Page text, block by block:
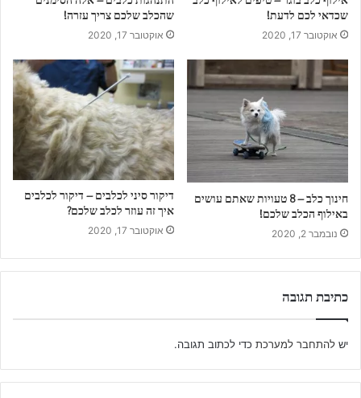
שכדאי לכם לדעת!
אוקטובר 17, 2020
שהכלב שלכם צריך עזרה!
אוקטובר 17, 2020
חינוך כלב – 8 טעויות שאתם עושים
באילוף הכלב שלכם!
נובמבר 2, 2020
דיקור סיני לכלבים – דיקור לכלבים
איך זה עוזר לכלב שלכם?
אוקטובר 17, 2020
כתיבת תגובה
יש להתחבר למערכת כדי לכתוב תגובה.